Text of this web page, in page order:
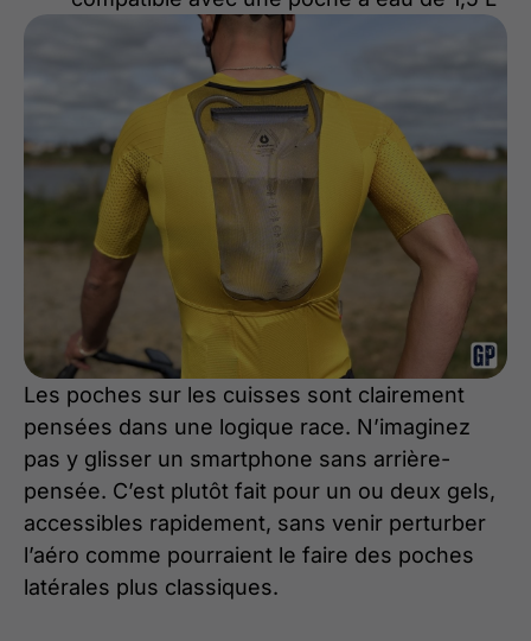
Les poches sur les cuisses sont clairement
pensées dans une logique race. N’imaginez
pas y glisser un smartphone sans arrière-
pensée. C’est plutôt fait pour un ou deux gels,
accessibles rapidement, sans venir perturber
l’aéro comme pourraient le faire des poches
latérales plus classiques.